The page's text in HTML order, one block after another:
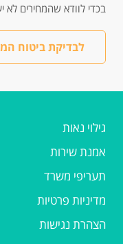
בכדי לוודא שהמחירים לא
לבדיקת ביטוח
גילוי נאות
אמנת שירות
תעריפי משרד
מדיניות פרטיות
הצהרת נגישות